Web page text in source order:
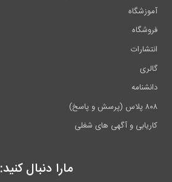
آموزشگاه
فروشگاه
انتشارات
گالری
دانشنامه
۸۰۸ پلاس (پرسش و پاسخ)
کاریابی و آگهی های شغلی
مارا دنبال کنید: